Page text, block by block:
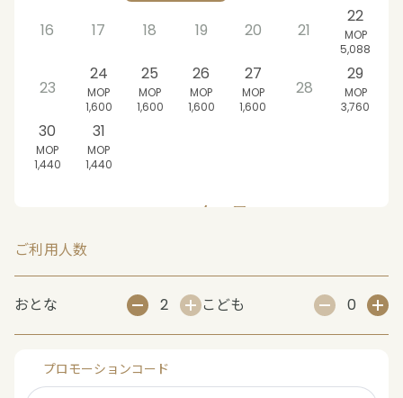
16 17 18 19 20 21
22
MOP
5,088
23
24
MOP
1,600
25
MOP
1,600
26
MOP
1,600
27
MOP
1,600
28
29
MOP
3,760
30
MOP
1,440
31
MOP
1,440
2026年9月
日
1
1,440
2
1,440
3
1,440
4
2,400
5
3,760
6
1,440
7
1,440
8
1,440
9 10 11 12
13 14 15 16 17 18 19
ご利用人数
おとな 2 こども 0
プロモーションコード